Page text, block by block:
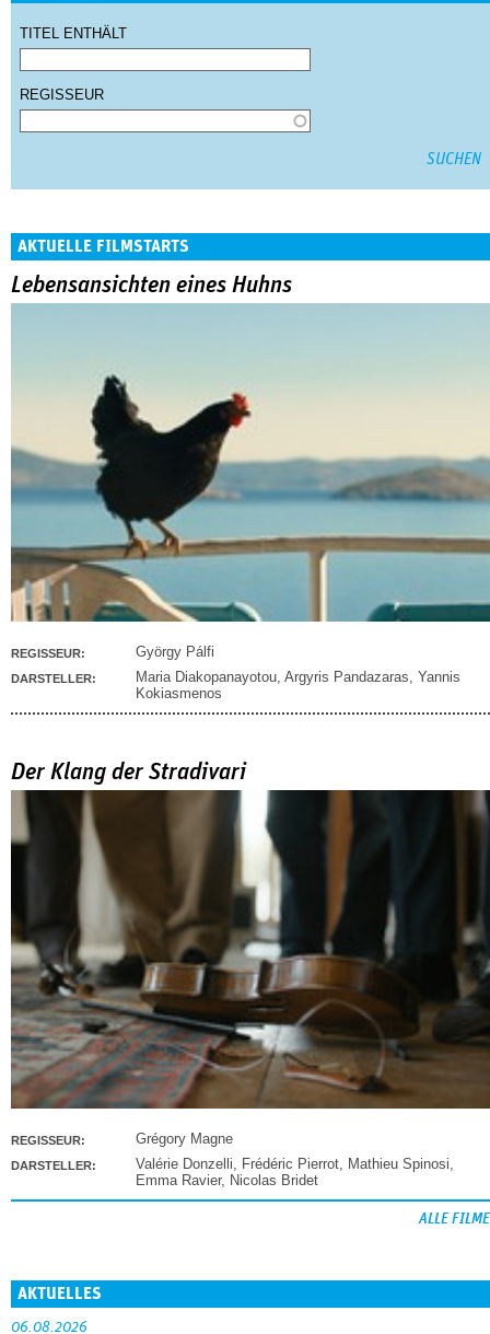
TITEL ENTHÄLT
REGISSEUR
AKTUELLE FILMSTARTS
Lebensansichten eines Huhns
REGISSEUR: György Pálfi
DARSTELLER: Maria Diakopanayotou, Argyris Pandazaras, Yannis
Kokiasmenos
Der Klang der Stradivari
REGISSEUR: Grégory Magne
DARSTELLER: Valérie Donzelli, Frédéric Pierrot, Mathieu Spinosi,
Emma Ravier, Nicolas Bridet
ALLE FILME
AKTUELLES
06.08.2026